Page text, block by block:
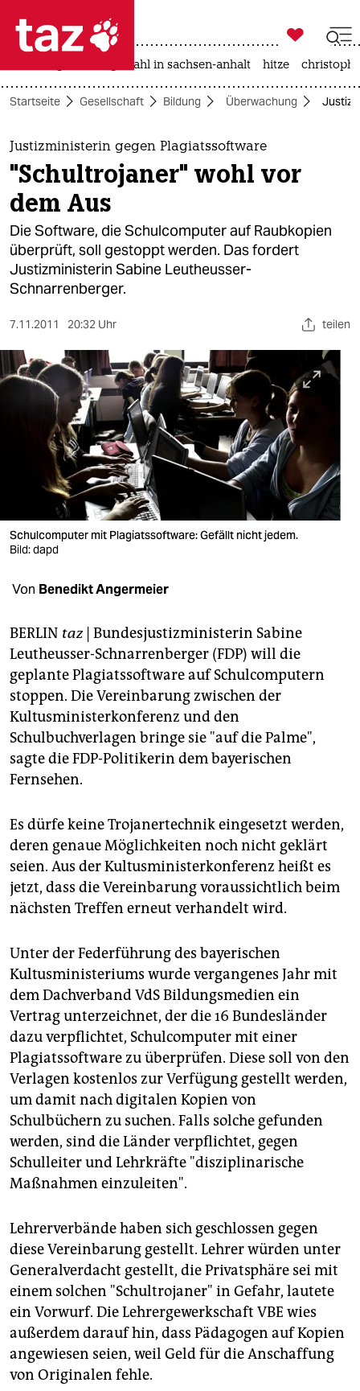
 taz zahl ich
taz zahl ich
themen
politik
öko
gesellschaft
kultur
sport
berlin
wahrheit
verlag
veranstaltungen
fragen & hilfe
unterstützen
abo
genossenschaft
epaper login

taz zahl ich
landtagswahl in sachsen-anhalt hitze
Startseite Gesellschaft Bildung Überwachung
Justizministerin gegen Plagiatssoftware
"Schultrojaner" wohl vor
dem Aus
Die Software, die Schulcomputer auf Raubkopien
überprüft, soll gestoppt werden. Das fordert
Justizministerin Sabine Leutheusser-
Schnarrenberger.
7.11.2011 20:32 Uhr teilen
Schulcomputer mit Plagiatssoftware: Gefällt nicht jedem.
Bild: dapd
Von Benedikt Angermeier
BERLIN taz | Bundesjustizministerin Sabine
Leutheusser-Schnarrenberger (FDP) will die
geplante Plagiatssoftware auf Schulcomputern
stoppen. Die Vereinbarung zwischen der
Kultusministerkonferenz und den
Schulbuchverlagen bringe sie "auf die Palme",
sagte die FDP-Politikerin dem bayerischen
Fernsehen.
Es dürfe keine Trojanertechnik eingesetzt werden,
deren genaue Möglichkeiten noch nicht geklärt
seien. Aus der Kultusministerkonferenz heißt es
jetzt, dass die Vereinbarung voraussichtlich beim
nächsten Treffen erneut verhandelt wird.
Unter der Federführung des bayerischen
Kultusministeriums wurde vergangenes Jahr mit
dem Dachverband VdS Bildungsmedien ein
Vertrag unterzeichnet, der die 16 Bundesländer
dazu verpflichtet, Schulcomputer mit einer
Plagiatssoftware zu überprüfen. Diese soll von den
Verlagen kostenlos zur Verfügung gestellt werden,
um damit nach digitalen Kopien von
Schulbüchern zu suchen. Falls solche gefunden
werden, sind die Länder verpflichtet, gegen
Schulleiter und Lehrkräfte "disziplinarische
Maßnahmen einzuleiten".
Lehrerverbände haben sich geschlossen gegen
diese Vereinbarung gestellt. Lehrer würden unter
Generalverdacht gestellt, die Privatsphäre sei mit
einem solchen "Schultrojaner" in Gefahr, lautete
ein Vorwurf. Die Lehrergewerkschaft VBE wies
außerdem darauf hin, dass Pädagogen auf Kopien
angewiesen seien, weil Geld für die Anschaffung
von Originalen fehle.